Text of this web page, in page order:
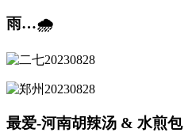
雨…🌧
最爱-河南胡辣汤 & 水煎包